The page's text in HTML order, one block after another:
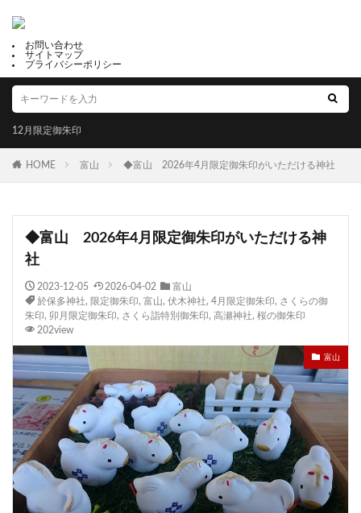
お問い合わせ
サイトマップ
プライバシーポリシー
12月限定御朱印
HOME 富山 ◆富山 2026年4月限定御朱印がいただける神社
◆富山 2026年4月限定御朱印がいただける神
社
2023-12-05 2026-04-02
富山
於保多神社, 限定御朱印, 富山, 伏木神社, 4月限定御朱印, さくらの御
朱印, 卯月限定御朱印, さくら詣特別御朱印, 高瀬神社, 桜の御朱印
202view
富山